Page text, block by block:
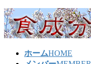
コ
ン
テ
ナ
ビ
ゲ
ホームHOME